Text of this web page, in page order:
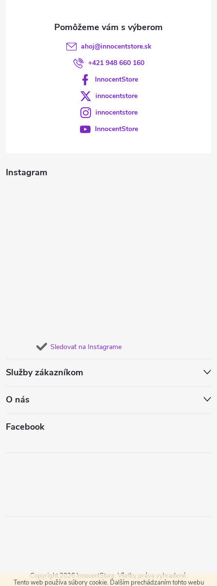
Tento web používa súbory cookie. Ďalším prechádzaním tohto webu
Instagram
Sledovať na Instagrame
Služby zákazníkom
O nás
Facebook
ahoj@innocentstore.sk
+421 948 660 160
InnocentStore
innocentstore
innocentstore
InnocentStore
Copyright 2026 InnocentStore. Všetky práva vyhradené.